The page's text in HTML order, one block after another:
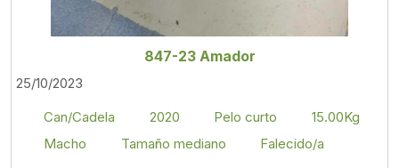
847-23 Amador
25/10/2023
Can/Cadela
2020 Pelo curto
15.00Kg
Macho
Tamaño mediano
Falecido/a